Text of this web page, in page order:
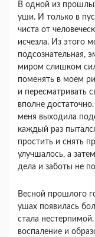
В одной из
уши. И только в
чиста от
исчезла. Из этого
подсознательная,
миром слишком
поменять в моем
и пе­ресматривать
вполне
меня выходила
каждый раз
простить и снять
улучшалось, а
дела и заботы не
Весной прошлого
ушах появилась
стала
воспаление и